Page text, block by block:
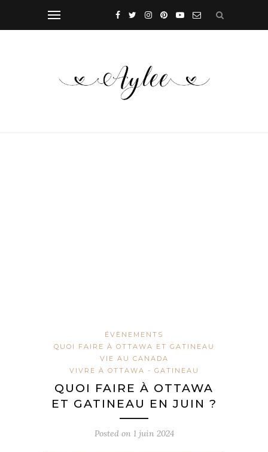
ÉVÈNEMENTS
QUOI FAIRE À OTTAWA ET GATINEAU
VIE AU CANADA
VIVRE À OTTAWA - GATINEAU
QUOI FAIRE À OTTAWA
ET GATINEAU EN JUIN ?
Posted on 1 juin 2024